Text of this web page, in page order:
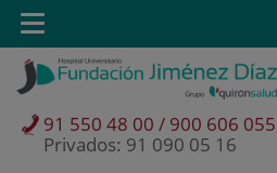
Saltar al contenido
Saltar
contenido
91 550 48 00 / 900 606 055
Privados: 91 090 05 16
Toggle
navigation